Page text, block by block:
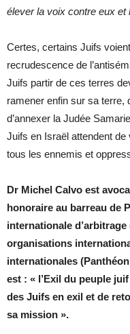
élever la voix contre eux et
Certes, certains Juifs
recrudescence de
Juifs partir de ces terres
ramener enfin sur sa terre,
d’annexer la Judée
Juifs en Israël attendent de
tous les ennemis et
Dr Michel Calvo est
honoraire au barreau de
internationale
organisations
internationales
est : « l’Exil du peuple
des Juifs en exil et de
sa mission ».